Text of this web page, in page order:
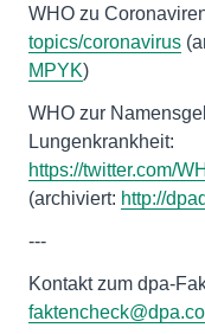
WHO zu
topics/coronavirus
MPYK)
WHO zur
Lungenkrankheit:
https://twitter.com/
(archiviert: http://
---
Kontakt zum dpa-